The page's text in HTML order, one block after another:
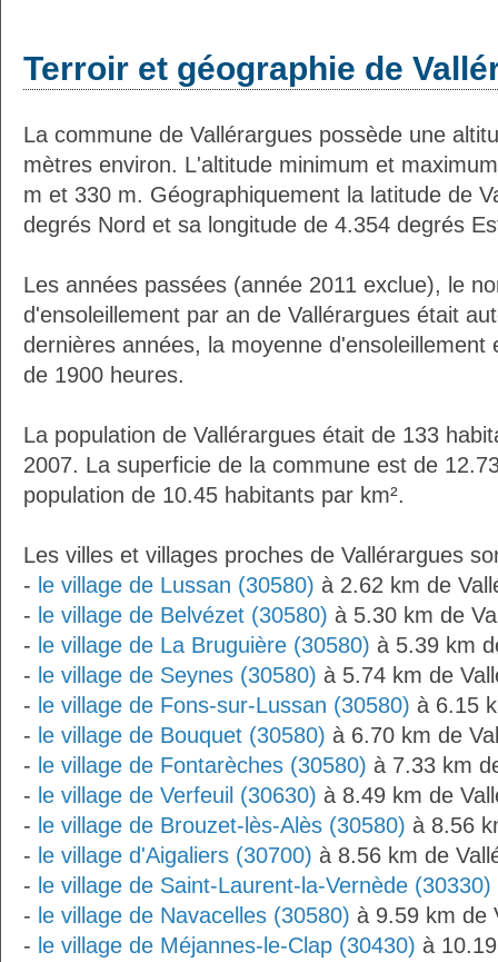
Terroir et géographie de
La commune de Vallérargues possède une
mètres environ. L'altitude minimum et
m et 330 m. Géographiquement la latitude de
degrés Nord et sa longitude de 4.354 degrés
Les années passées (année 2011 exclue), le
d'ensoleillement par an de Vallérargues était
dernières années, la moyenne d'ensoleillement
de 1900 heures.
La population de Vallérargues était de 133
2007. La superficie de la commune est de
population de 10.45 habitants par km².
Les villes et villages proches de Vallérargues
- le village de Lussan (30580) à 2.62 km de
- le village de Belvézet (30580) à 5.30 km de
- le village de La Bruguière (30580) à 5.39 km
- le village de Seynes (30580) à 5.74 km de
- le village de Fons-sur-Lussan (30580) à 6.15
- le village de Bouquet (30580) à 6.70 km de
- le village de Fontarèches (30580) à 7.33 km
- le village de Verfeuil (30630) à 8.49 km de
- le village de Brouzet-lès-Alès (30580) à 8.56
- le village d'Aigaliers (30700) à 8.56 km de
- le village de Saint-Laurent-la-Vernède (30330)
- le village de Navacelles (30580) à 9.59 km de
- le village de Méjannes-le-Clap (30430) à